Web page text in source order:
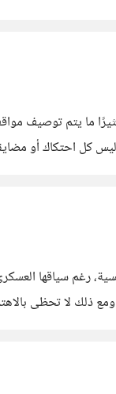
ما يتم توصيف
بالفعل، لكن ليس
رغم